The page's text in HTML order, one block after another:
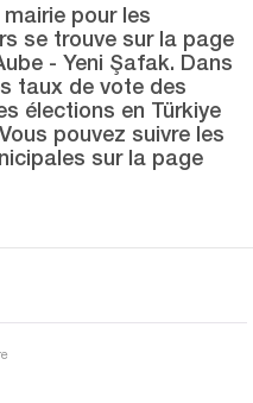
pour les
se trouve sur la page
- Yeni Şafak. Dans
taux de vote des
élections en Türkiye
pouvez suivre les
sur la page